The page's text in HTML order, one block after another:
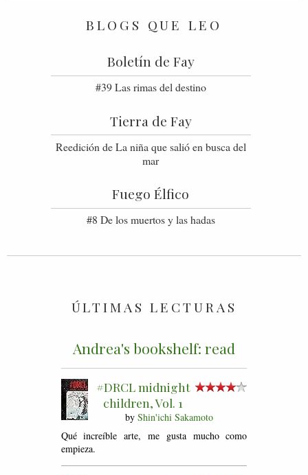
BLOGS QUE LEO
Boletín de Fay
#39 Las rimas del destino
Tierra de Fay
Reedición de La niña que salió en busca del
mar
Fuego Élfico
#8 De los muertos y las hadas
ÚLTIMAS LECTURAS
Andrea's bookshelf: read
#DRCL midnight
children, Vol. 1
by Shin'ichi Sakamoto
Qué increíble arte, me gusta mucho como
empieza.